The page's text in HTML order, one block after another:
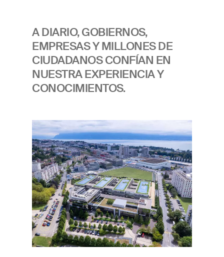
A DIARIO, GOBIERNOS,
EMPRESAS Y MILLONES DE
CIUDADANOS CONFÍAN EN
NUESTRA EXPERIENCIA Y
CONOCIMIENTOS.
Imagen